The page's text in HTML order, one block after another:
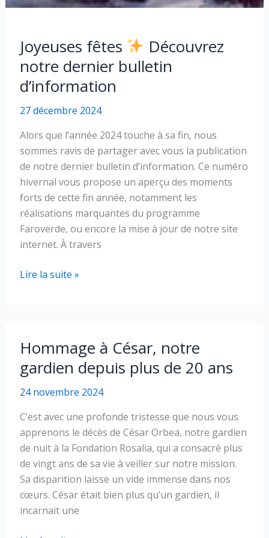
Joyeuses fêtes
Découvrez
notre dernier bulletin
d’information
27 décembre 2024
Alors que l’année 2024 touche à sa fin, nous
sommes ravis de partager avec vous la publication
de notre dernier bulletin d’information. Ce numéro
hivernal vous propose un aperçu des moments
forts de cette fin année, notamment les
réalisations marquantes du programme
Faroverde, ou encore la mise à jour de notre site
internet. À travers
Joyeuses
dernier
bulletin
Lire la suite »
Hommage à César, notre
gardien depuis plus de 20 ans
24 novembre 2024
C’est avec une profonde tristesse que nous vous
apprenons le décès de César Orbea, notre gardien
de nuit à la Fondation Rosalia, qui a consacré plus
de vingt ans de sa vie à veiller sur notre mission.
Sa disparition laisse un vide immense dans nos
cœurs. César était bien plus qu’un gardien, il
incarnait une